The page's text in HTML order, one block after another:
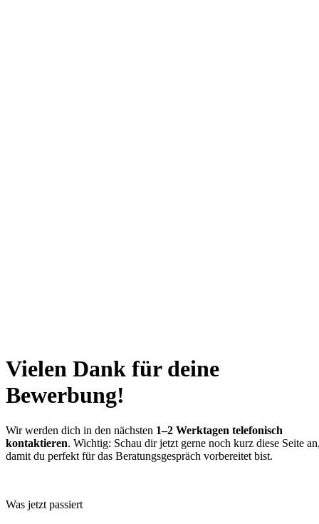
Vielen Dank für deine
Bewerbung!
Wir werden dich in den nächsten 1–2 Werktagen telefonisch
kontaktieren. Wichtig: Schau dir jetzt gerne noch kurz diese Seite
damit du perfekt für das Beratungsgespräch vorbereitet bist.
Was jetzt passiert